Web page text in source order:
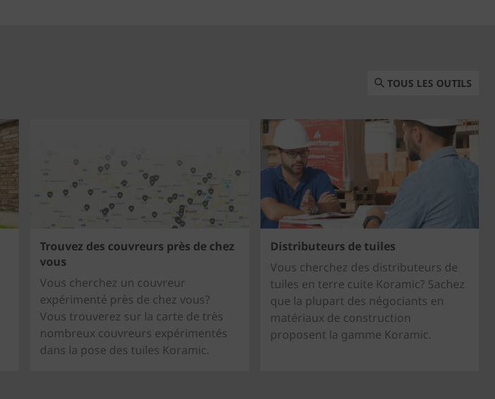
TOUS LES OUTILS
Trouvez des couvreurs près de chez
vous
Vous cherchez un couvreur
expérimenté près de chez vous?
Vous trouverez sur la carte de très
nombreux couvreurs expérimentés
dans la pose des tuiles Koramic.
Distributeurs de tuiles
Vous cherchez des distributeurs de
tuiles en terre cuite Koramic? Sachez
que la plupart des négociants en
matériaux de construction
proposent la gamme Koramic.